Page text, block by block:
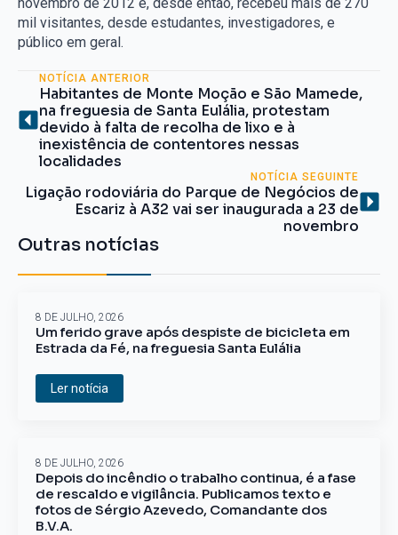
mil visitantes, desde estudantes, investigadores, e
público em geral.
NOTÍCIA ANTERIOR
Habitantes de Monte Moção e São Mamede,
na freguesia de Santa Eulália, protestam
devido à falta de recolha de lixo e à
inexistência de contentores nessas
localidades
NOTÍCIA SEGUINTE
Ligação rodoviária do Parque de Negócios de
Escariz à A32 vai ser inaugurada a 23 de
novembro
Outras notícias
Um ferido grave após despiste de bicicleta em
Estrada da Fé, na freguesia Santa Eulália
8 DE JULHO, 2026
Ler notícia
Depois do incêndio o trabalho continua, é a fase
de rescaldo e vigilância. Publicamos texto e
fotos de Sérgio Azevedo, Comandante dos
B.V.A.
8 DE JULHO, 2026